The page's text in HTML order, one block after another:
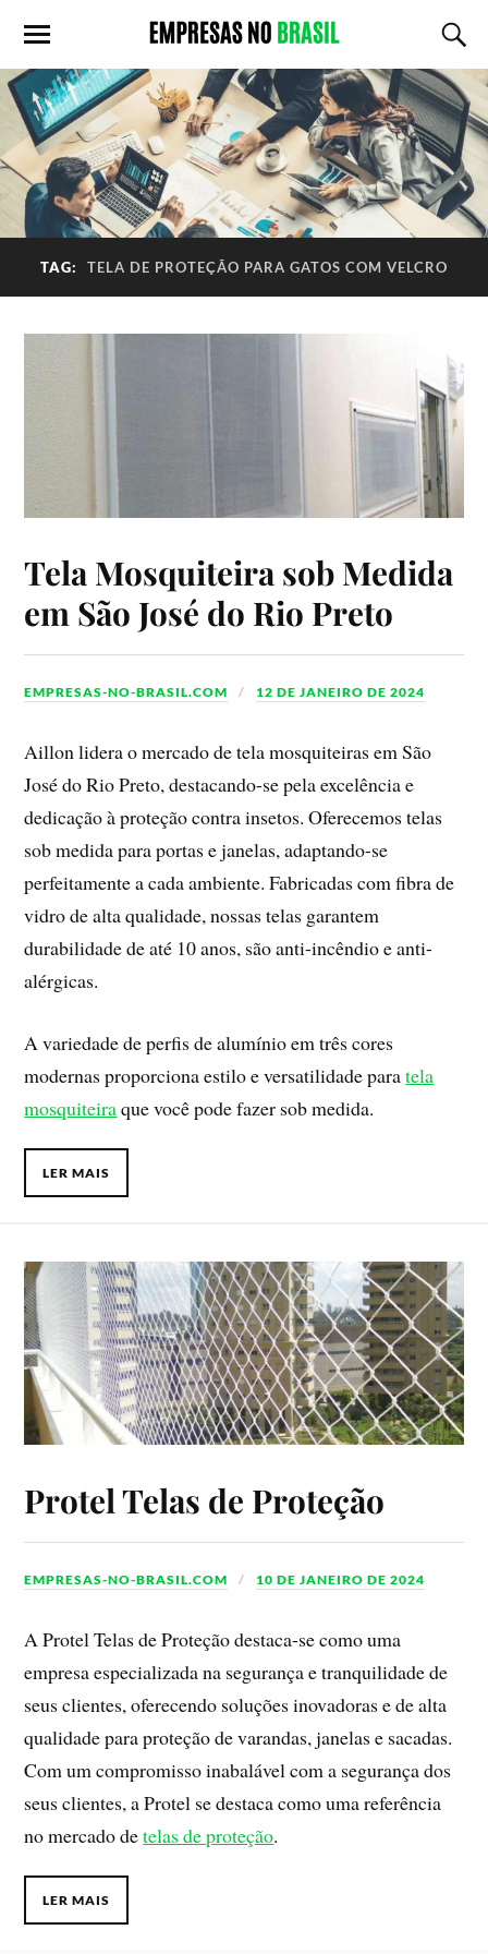
TAG: TELA DE PROTEÇÃO PARA GATOS COM VELCRO
Tela Mosquiteira sob Medida
em São José do Rio Preto
EMPRESAS-NO-BRASIL.COM 12 DE JANEIRO DE 2024
Aillon lidera o mercado de tela mosquiteiras em São
José do Rio Preto, destacando-se pela excelência e
dedicação à proteção contra insetos. Oferecemos telas
sob medida para portas e janelas, adaptando-se
perfeitamente a cada ambiente. Fabricadas com fibra de
vidro de alta qualidade, nossas telas garantem
durabilidade de até 10 anos, são anti-incêndio e anti-
alérgicas.
A variedade de perfis de alumínio em três cores
modernas proporciona estilo e versatilidade paratela
mosquiteiraque você pode fazer sob medida.
LER MAIS
Protel Telas de Proteção
EMPRESAS-NO-BRASIL.COM 10 DE JANEIRO DE 2024
A Protel Telas de Proteção destaca-se como uma
empresa especializada na segurança e tranquilidade de
seus clientes, oferecendo soluções inovadoras e de alta
qualidade para proteção de varandas, janelas e sacadas.
Com um compromisso inabalável com a segurança dos
seus clientes, a Protel se destaca como uma referência
no mercado detelas de proteção.
LER MAIS